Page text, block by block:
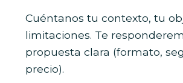
Cuéntanos tu contexto, tu
limitaciones. Te
propuesta clara (formato,
precio).